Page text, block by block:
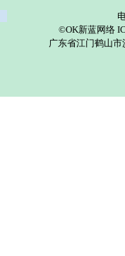
©OK新蓝网络
广东省江门鹤山